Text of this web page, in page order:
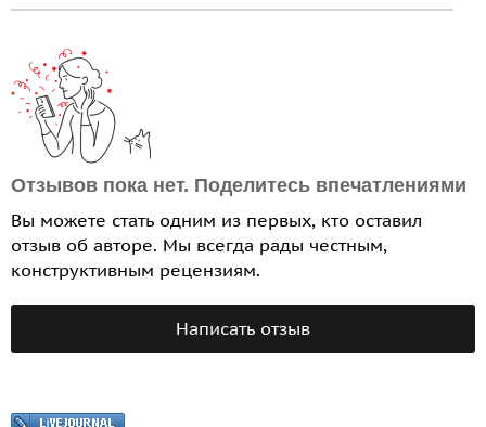
Отзывов пока нет. Поделитесь впечатлениями
Вы можете стать одним из первых, кто оставил
отзыв об авторе. Мы всегда рады честным,
конструктивным рецензиям.
Написать отзыв